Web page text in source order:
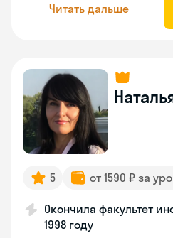
Читать дальше
5 от 1590 ₽ за
Окончила факультет
1998 году